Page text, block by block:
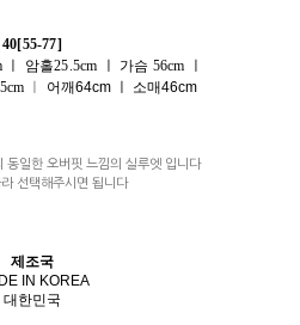
40[55-77]
ㅣ 암홀25.5cm
가슴 56cm ㅣ
어깨64cm ㅣ 소매46cm
동일한 오버핏 느낌의 실루엣 입니다
선택해주시면 됩니다
제조국
IN KOREA
대한민국